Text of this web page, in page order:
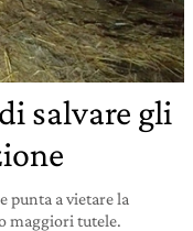
salvare gli
punta a vietare la
maggiori tutele.